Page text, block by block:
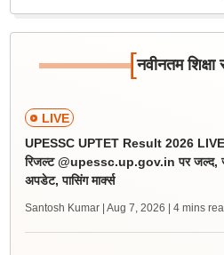
[नवीनतम शिक्षा
LIVE
UPESSC UPTET Result 2026 LIVE:
रिजल्ट @upessc.up.gov.in पर जल्द,
अपडेट, पासिंग मार्क्स
Santosh Kumar | Aug 7, 2026 | 4 mins